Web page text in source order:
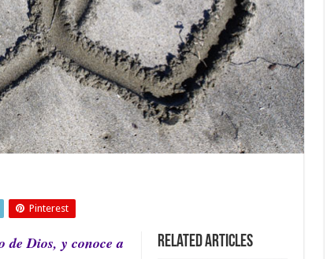
Pinterest
Related Articles
de Dios, y conoce a